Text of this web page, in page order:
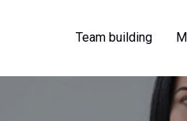
Team building